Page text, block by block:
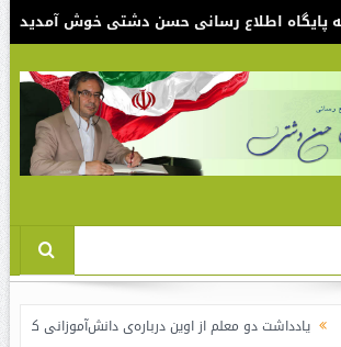
پایگاه اطلاع رسانی حسن دشتی خوش آمدید
دو معلم از اوین درباره‌ی دانش‌آموزانی که سوختند